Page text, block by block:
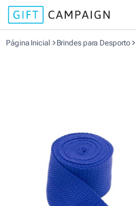
Página Inicial Brindes para Desporto